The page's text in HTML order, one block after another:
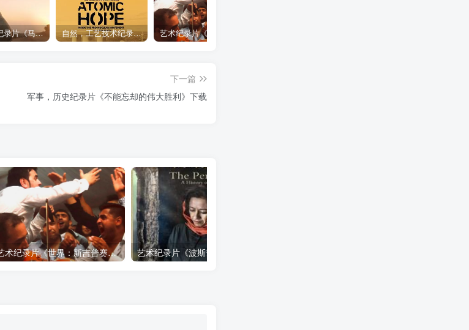
社会生活纪录片《马加拉 Makala》下载 自然，工艺技术纪录片《原子能的希望 Atomic Hope – Inside the Pro-Nuclear Movement》下载
下一篇
军事，历史纪录片《不能忘却的伟大胜利》下载
艺术纪录片《世界：新吉普赛之王 This World: The New Gypsy Kings》下载